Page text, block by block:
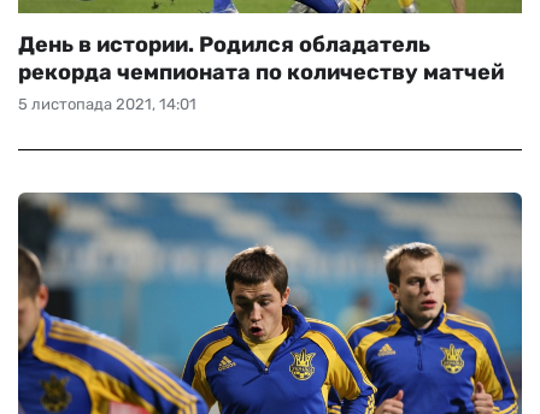
5 листопада 2021, 14:01
День в истории. Родился обладатель
рекорда чемпионата по количеству матчей